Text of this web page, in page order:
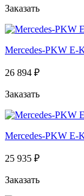
Заказать
Mercedes-PKW E-
26 894 ₽
Заказать
Mercedes-PKW E-
25 935 ₽
Заказать